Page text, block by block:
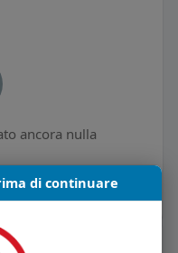
ancora nulla
di continuare